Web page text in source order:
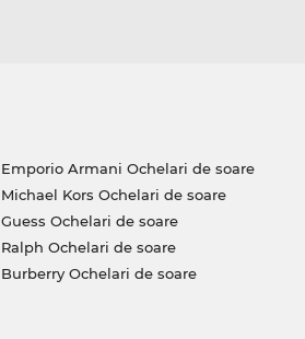
Emporio Armani Ochelari de soare
Michael Kors Ochelari de soare
Guess Ochelari de soare
Ralph Ochelari de soare
Burberry Ochelari de soare